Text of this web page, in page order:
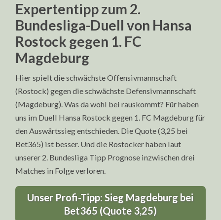
Expertentipp zum 2.
Bundesliga-Duell von Hansa
Rostock gegen 1. FC
Magdeburg
Hier spielt die schwächste Offensivmannschaft
(Rostock) gegen die schwächste Defensivmannschaft
(Magdeburg). Was da wohl bei rauskommt? Für haben
uns im Duell Hansa Rostock gegen 1. FC Magdeburg für
den Auswärtssieg entschieden. Die Quote (3,25 bei
Bet365) ist besser. Und die Rostocker haben laut
unserer 2. Bundesliga Tipp Prognose inzwischen drei
Matches in Folge verloren.
Unser Profi-Tipp: Sieg Magdeburg bei
Bet365 (Quote 3,25)